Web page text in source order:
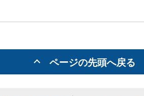
ページの先頭へ戻る